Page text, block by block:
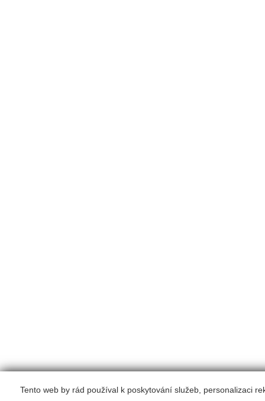
Tento web by rád používal k poskytování služeb, personalizaci